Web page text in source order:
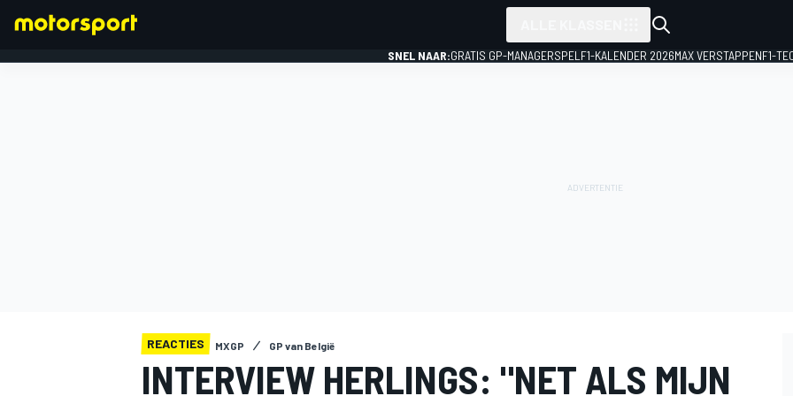
SNEL NAAR:GRATIS GP-MANAGERSPEL F1-KALENDER 2026MAX VERSTAPPENF1-
REACTIES MXGP GP van België
INTERVIEW HERLINGS: "NET ALS MIJN